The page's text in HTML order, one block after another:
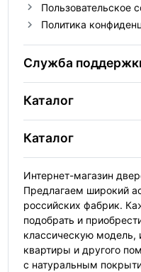
Пользовательское
Политика
Служба
Каталог
Каталог
Интернет-магазин
Предлагаем широкий
российских фабрик.
подобрать и
классическую
квартиры и другого
с натуральным